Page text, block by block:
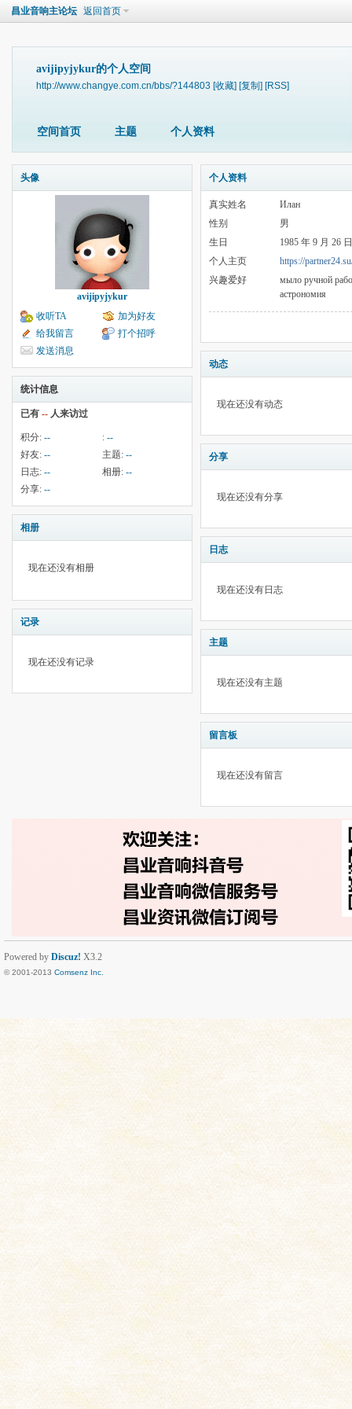
昌业音响主论坛 返回首页
avijipyjykur的个人空间
http://www.changye.com.cn/bbs/?144803 [收藏] [复制] [RSS]
空间首页 主题 个人资料
头像
avijipyjykur
收听TA
加为好友
给我留言
打个招呼
发送消息
统计信息
已有 -- 人来访过
积分: -- : --
好友: -- 主题: --
日志: -- 相册: --
分享: --
相册
现在还没有相册
记录
现在还没有记录
个人资料
真实姓名
Илан
性别
男
生日
1985 年 9 月 26 日
个人主页
https://
兴趣爱好
мыло ручной
астрономия
动态
现在还没有动态
分享
现在还没有分享
日志
现在还没有日志
主题
现在还没有主题
留言板
现在还没有留言
Powered by Discuz! X3.2
© 2001-2013 Comsenz Inc.